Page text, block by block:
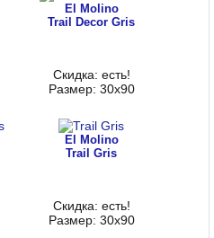
El Molino
Trail Decor Gris
Скидка: есть!
Размер: 30x90
El Molino
Trail Gris
Скидка: есть!
Размер: 30x90